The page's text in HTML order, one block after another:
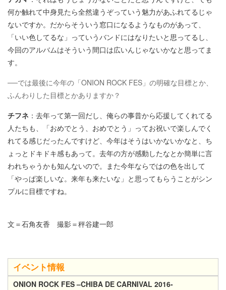
何か触れて中身見たら全然違うぞっていう魅力があふれてるじゃ
ないですか。だからそういう窓口になるようなものがあって、
「いい色してるな」っていうバンドにはなりたいと思ってるし、
今回のアルバムはそういう間口は広いんじゃないかなと思ってま
す。
──では最後に今年の「ONION ROCK FES」の明確な目標とか、
ふんわりした目標とかありますか？
チフネ ：去年って第一回だし、俺らの事昔から応援してくれてる
人たちも、「おめでとう、おめでとう」ってお祝いで楽しんでく
れてる感じだったんですけど、今年はそうはいかないかなと、ち
ょっとドキドキ感もあって。去年の方が感動したなとか簡単に言
われちゃうかも知んないので。また今年ならではの色を出して
「やっぱ楽しいな。来年も来たいな」と思ってもらうことがシン
プルに目標ですね。
文＝石角友香 撮影＝秤谷建一郎
イベント情報
ONION ROCK FES –CHIBA DE CARNIVAL 2016-